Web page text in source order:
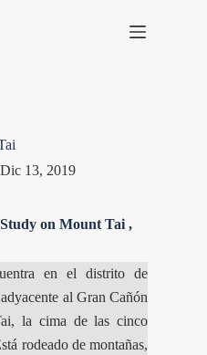
Dic 13, 2019
on Mount Tai ,
en el distrito de
al Gran Cañón
la cima de las cinco
rodeado de montañas,